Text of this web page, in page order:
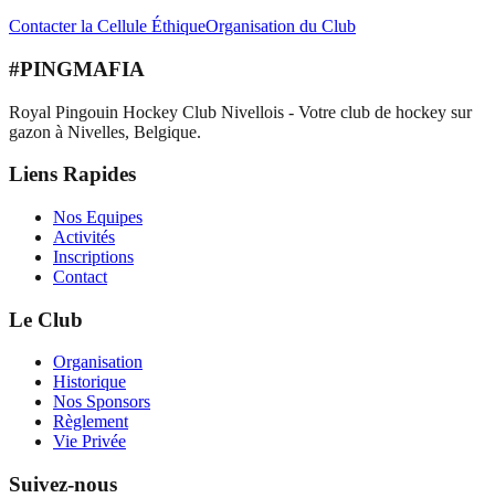
Contacter la Cellule ÉthiqueOrganisation du Club
#PINGMAFIA
Royal Pingouin Hockey Club Nivellois - Votre club de hockey sur
gazon à Nivelles, Belgique.
Liens Rapides
Nos Equipes
Activités
Inscriptions
Contact
Le Club
Organisation
Historique
Nos Sponsors
Règlement
Vie Privée
Suivez-nous